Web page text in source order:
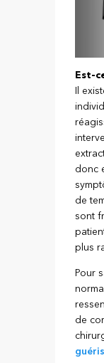
Est-
Il
donc
de
sont
plus
Pour
de